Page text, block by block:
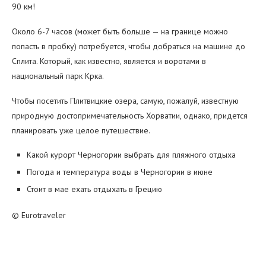
90 км!
Около 6-7 часов (может быть больше — на границе можно
попасть в пробку) потребуется, чтобы добраться на машине до
Сплита. Который, как известно, является и воротами в
национальный парк Крка.
Чтобы посетить Плитвицкие озера, самую, пожалуй, известную
природную достопримечательность Хорватии, однако, придется
планировать уже целое путешествие.
Какой курорт Черногории выбрать для пляжного отдыха
Погода и температура воды в Черногории в июне
Стоит в мае ехать отдыхать в Грецию
© Eurotraveler